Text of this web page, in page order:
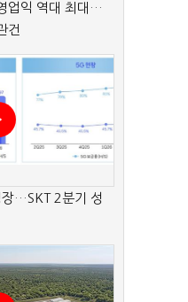
업익 역대 최대…
건
장…SKT 2분기 성